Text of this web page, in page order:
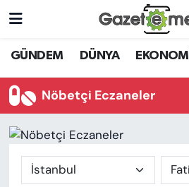
GÜNDEM DÜNYA EKONOMİ
Nöbetçi Eczaneler
DÜNYA
EKONOMİ
YENİ MEDYADA EMEK
GAZETECİLİĞİNİ GELİŞTİRMEK
Nöbetçi Eczaneler
Hava Durumu
Trafik Durumu